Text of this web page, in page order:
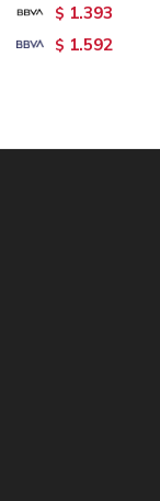
$ 1.393
$ 1.592